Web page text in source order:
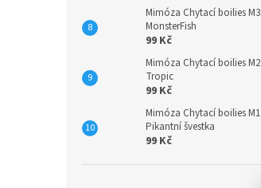
Mimóza Chytací boilies M3
MonsterFish
99 Kč
Mimóza Chytací boilies M2
Tropic
99 Kč
Mimóza Chytací boilies M1
Pikantní švestka
99 Kč